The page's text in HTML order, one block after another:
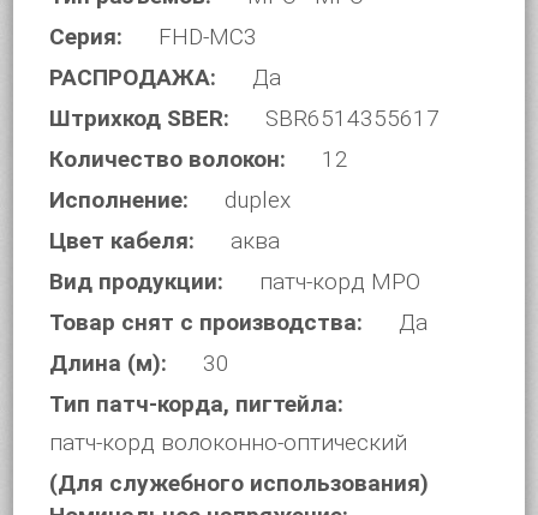
Серия:
FHD-MC3
РАСПРОДАЖА:
Да
Штрихкод SBER:
SBR6514355617
Количество волокон:
12
Исполнение:
duplex
Цвет кабеля:
аква
Вид продукции:
патч-корд MPO
Товар снят с производства:
Да
Длина (м):
30
Тип патч-корда, пигтейла:
патч-корд волоконно-оптический
(Для служебного использования)